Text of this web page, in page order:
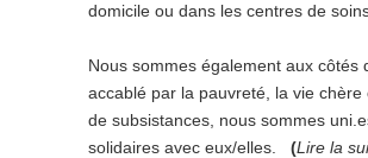
domicile ou dans les centres de
Nous sommes également aux côtés
accablé par la pauvreté, la vie chère
de subsistances, nous sommes
solidaires avec eux/elles. (Lire la